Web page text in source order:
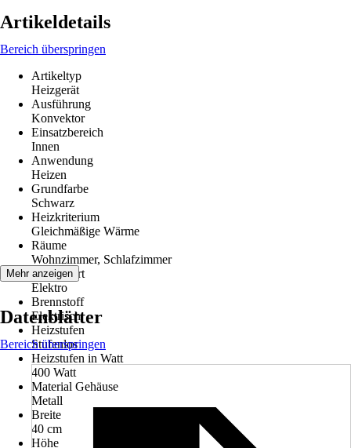
Artikeldetails
Bereich überspringen
Artikeltyp
Heizgerät
Ausführung
Konvektor
Einsatzbereich
Innen
Anwendung
Heizen
Grundfarbe
Schwarz
Heizkriterium
Gleichmäßige Wärme
Räume
Wohnzimmer, Schlafzimmer
Betriebsart
Elektro
Brennstoff
Elektrisch
Heizstufen
Stufenlos
Heizstufen in Watt
400 Watt
Material Gehäuse
Metall
Breite
40 cm
Höhe
Mehr anzeigen
Datenblätter
Bereich überspringen